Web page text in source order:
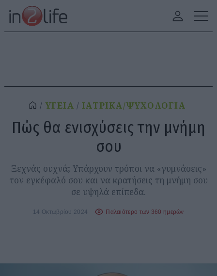
ΥΓΕΙΑ ΙΑΤΡΙΚΑ/ΨΥΧΟΛΟΓΙΑ
Πώς θα ενισχύσεις την μνήμη
σου
Ξεχνάς συχνά; Υπάρχουν τρόποι να «γυμνάσεις»
τον εγκέφαλό σου και να κρατήσεις τη μνήμη σου
σε υψηλά επίπεδα.
14 Οκτωβρίου 2024 Παλαιότερο των 360 ημερών